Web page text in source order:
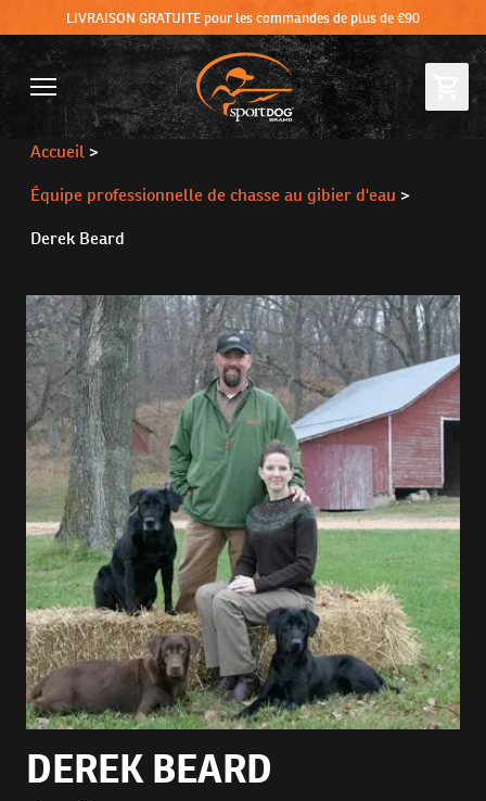
LIVRAISON GRATUITE pour les commandes de plus de €90
Accueil >
Équipe professionnelle de chasse au gibier d'eau >
Derek Beard
DEREK BEARD